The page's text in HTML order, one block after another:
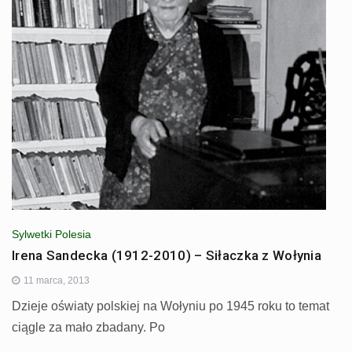
Sylwetki Polesia
Irena Sandecka (1912-2010) – Siłaczka z Wołynia
11 marca, 2013
Dzieje oświaty polskiej na Wołyniu po 1945 roku to temat
ciągle za mało zbadany. Po